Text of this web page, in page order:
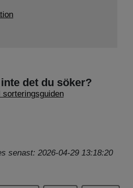
det du söker?
sorteringsguiden
senast: 2026-04-29 13:18:20